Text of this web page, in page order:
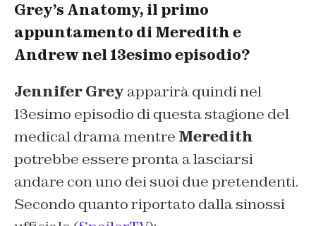
Grey’s Anatomy, il primo
appuntamento di Meredith e
Andrew nel 13esimo episodio?
Jennifer Grey apparirà quindi nel
13esimo episodio di questa stagione del
medical drama mentre Meredith
potrebbe essere pronta a lasciarsi
andare con uno dei suoi due pretendenti.
Secondo quanto riportato dalla sinossi